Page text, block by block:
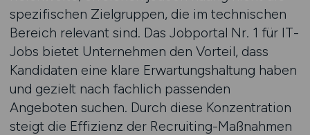
spezifischen Zielgruppen, die im technischen
Bereich relevant sind. Das Jobportal Nr. 1 für IT-
Jobs bietet Unternehmen den Vorteil, dass
Kandidaten eine klare Erwartungshaltung haben
und gezielt nach fachlich passenden
Angeboten suchen. Durch diese Konzentration
steigt die Effizienz der Recruiting-Maßnahmen